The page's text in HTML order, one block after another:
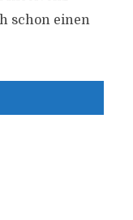
schon einen